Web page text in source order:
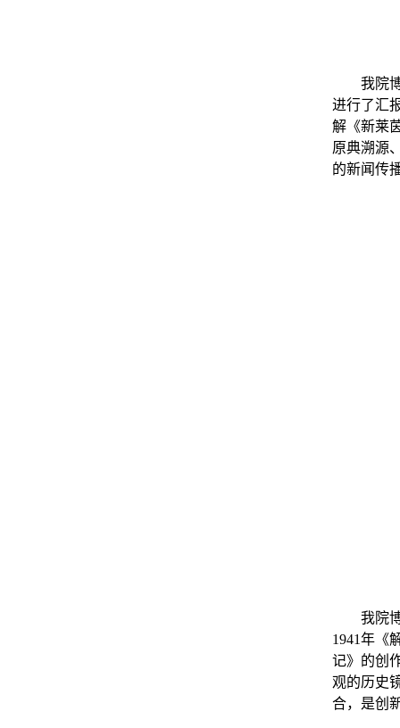
我院
进行了汇
解《新莱
原典溯源
的新闻传
我院
1941年《
记》的创
观的历史
合，是创